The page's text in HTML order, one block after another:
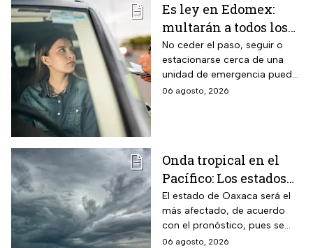
Es ley en Edomex:
multarán a todos los
conductores que
cometan este error
frente a ambulancias
y patrullas
No ceder el paso, seguir o
estacionarse cerca de una
unidad de emergencia puede
generar una multa de más de
06 agosto, 2026
Onda tropical en el
Pacífico: Los estados
donde lloverá más
fuerte este jueves y
viernes
El estado de Oaxaca será el
más afectado, de acuerdo
con el pronóstico, pues se
prevén lluvias intensas con
06 agosto, 2026